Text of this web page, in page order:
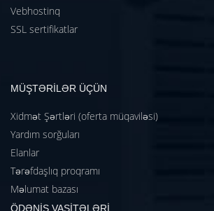
Vebhostinq
SSL sertifikatlar
MÜŞTƏRİLƏR ÜÇÜN
Xidmət Şərtləri (oferta müqaviləsi)
Yardım sorğuları
Elanlar
Tərəfdaşlıq proqramı
Məlumat bazası
ÖDƏNİŞ VASİTƏLƏRİ